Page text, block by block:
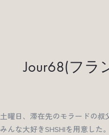
Jour68(フラ
土曜日、滞在先のモラードの叔
みんな大好きSHSHIを用意した。